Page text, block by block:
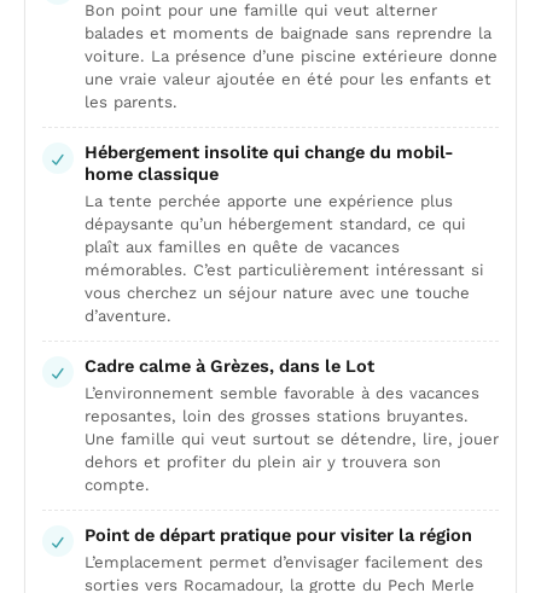
Bon point pour une famille qui veut alterner
balades et moments de baignade sans reprendre la
voiture. La présence d’une piscine extérieure donne
une vraie valeur ajoutée en été pour les enfants et
les parents.
Hébergement insolite qui change du mobil-
home classique
La tente perchée apporte une expérience plus
dépaysante qu’un hébergement standard, ce qui
plaît aux familles en quête de vacances
mémorables. C’est particulièrement intéressant si
vous cherchez un séjour nature avec une touche
d’aventure.
Cadre calme à Grèzes, dans le Lot
L’environnement semble favorable à des vacances
reposantes, loin des grosses stations bruyantes.
Une famille qui veut surtout se détendre, lire, jouer
dehors et profiter du plein air y trouvera son
compte.
Point de départ pratique pour visiter la région
L’emplacement permet d’envisager facilement des
sorties vers Rocamadour, la grotte du Pech Merle